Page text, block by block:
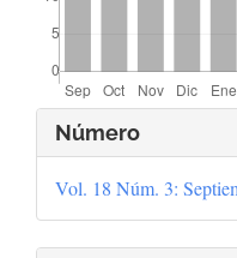
Detalles
del
artículo
Número
Vol. 18 Núm. 3: